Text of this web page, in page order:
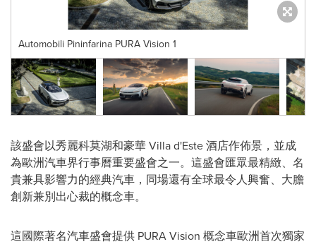
Automobili Pininfarina PURA Vision 1
該盛會以秀麗科莫湖和豪華 Villa d'Este 酒店作佈景，並成
為歐洲汽車界行事曆重要盛會之一。這盛會匯眾最精緻、名
貴兼具影響力的經典汽車，同場還有全球最令人興奮、大膽
創新兼別出心裁的概念車。
這國際著名汽車盛會提供 PURA Vision 概念車歐洲首次獨家